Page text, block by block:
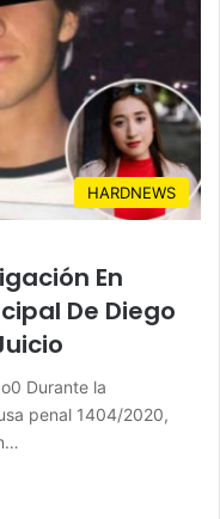
HARDNEWS
En
De Diego
Durante la
penal 1404/2020,